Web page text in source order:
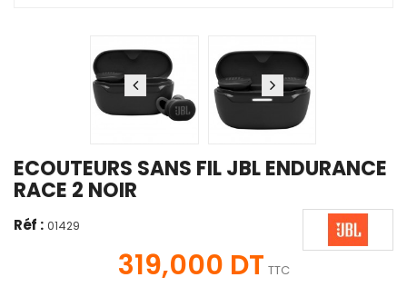
ECOUTEURS SANS FIL JBL ENDURANCE
RACE 2 NOIR
Réf : 01429
319,000 DT TTC